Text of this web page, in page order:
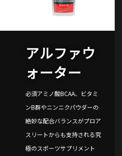
アルファウ
ォーター
必須アミノ酸BCAA、ビタミ
ンB群やニンニクパウダーの
絶妙な配合バランスがプロア
スリートからも支持される究
極のスポーツサプリメント